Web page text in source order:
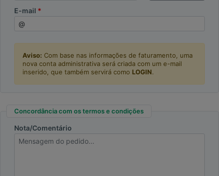
E-mail
Aviso: Com base nas informações de faturamento, uma
nova conta administrativa será criada com um e-mail
inserido, que também servirá como LOGIN.
Concordância com os termos e condições
Nota/Comentário